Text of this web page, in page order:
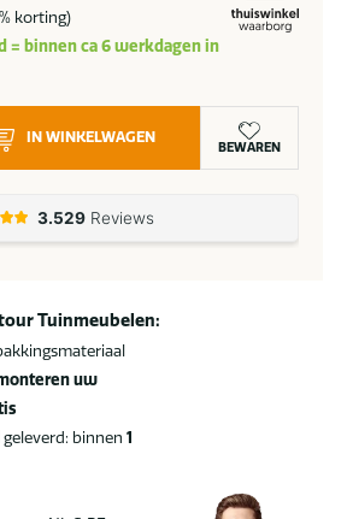
korting)
= binnen ca 6 werkdagen in
IN WINKELWAGEN
BEWAREN
Tuinmeubelen:
uw
geleverd: binnen 1